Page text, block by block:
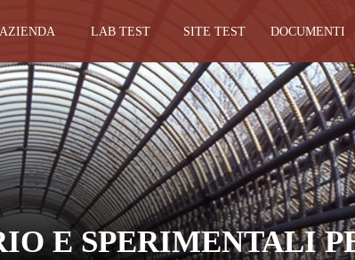
AZIENDA LAB TEST SITE TEST DOCUMENTI
E SPERIMENTALI